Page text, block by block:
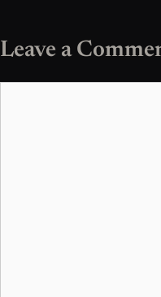
Leave a